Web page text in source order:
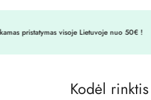
pristatymas visoje Lietuvoje nuo 50€ !
Kodėl